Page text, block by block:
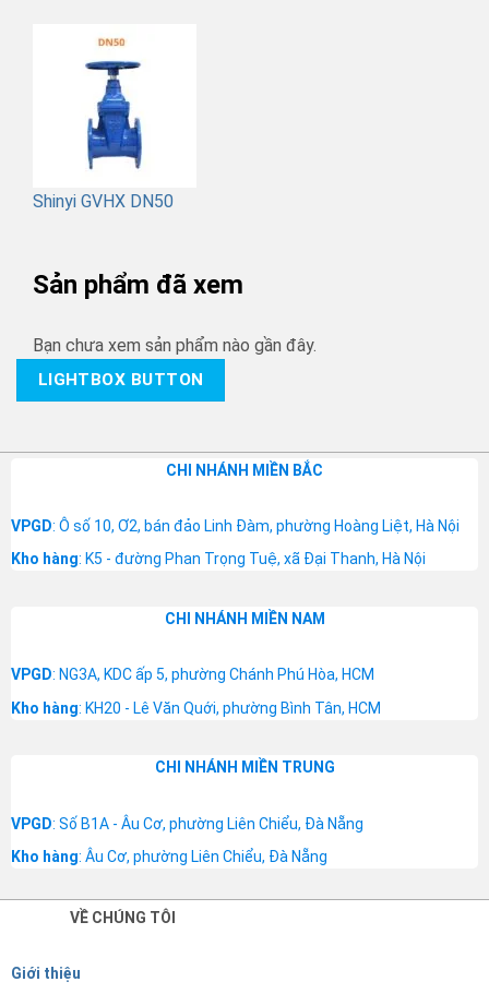
Shinyi GVHX DN50
Sản phẩm đã xem
Bạn chưa xem sản phẩm nào gần đây.
LIGHTBOX BUTTON
CHI NHÁNH MIỀN BẮC
VPGD: Ô số 10, Ơ2, bán đảo Linh Đàm, phường Hoàng Liệt, Hà Nội
Kho hàng: K5 - đường Phan Trọng Tuệ, xã Đại Thanh, Hà Nội
CHI NHÁNH MIỀN NAM
VPGD: NG3A, KDC ấp 5, phường Chánh Phú Hòa, HCM
Kho hàng: KH20 - Lê Văn Quới, phường Bình Tân, HCM
CHI NHÁNH MIỀN TRUNG
VPGD: Số B1A - Âu Cơ, phường Liên Chiểu, Đà Nẵng
Kho hàng: Âu Cơ, phường Liên Chiểu, Đà Nẵng
VỀ CHÚNG TÔI
Giới thiệu